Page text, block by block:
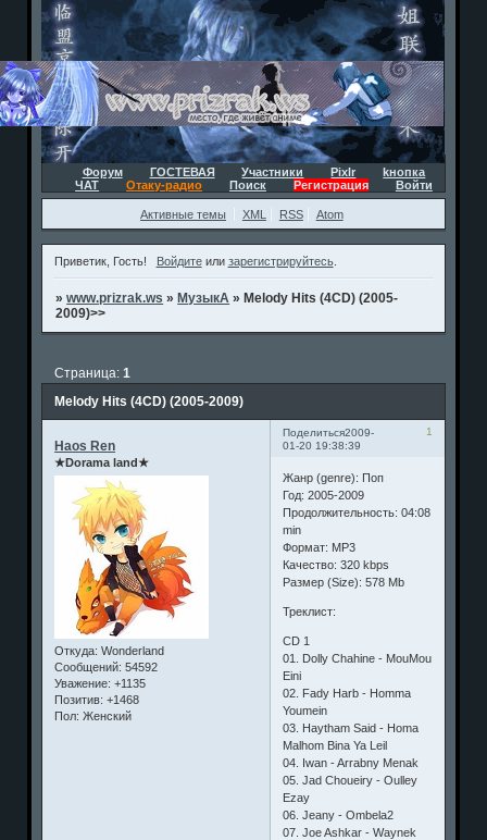
Форум ГОСТЕВАЯ Участники Pixlr
kнопка
ЧАТ
Отаку-радио Поиск Регистрация Войти
Активные темы XML RSS Atom
Приветик, Гость! Войдитеили зарегистрируйтесь.
»www.prizrak.ws » МузыкА » Melody Hits (4CD) (2005-
2009)>>
Melody Hits (4CD) (2005-2009)
Страница:1
Поделиться 1
2009-
01-20 19:38:39
Haos Ren
★Dorama land★
Откуда: Wonderland
Сообщений: 54592
Уважение: +1135
Позитив: +1468
Пол: Женский
Жанр (genre): Поп
Год: 2005-2009
Продолжительность: 04:08
min
Формат: MP3
Качество: 320 kbps
Размер (Size): 578 Mb
Треклист:
СD 1
01. Dolly Chahine - MouMou
Eini
02. Fady Harb - Homma
Youmein
03. Haytham Said - Homa
Malhom Bina Ya Leil
04. Iwan - Arrabny Menak
05. Jad Choueiry - Oulley
Ezay
06. Jeany - Ombela2
07. Joe Ashkar - Waynek